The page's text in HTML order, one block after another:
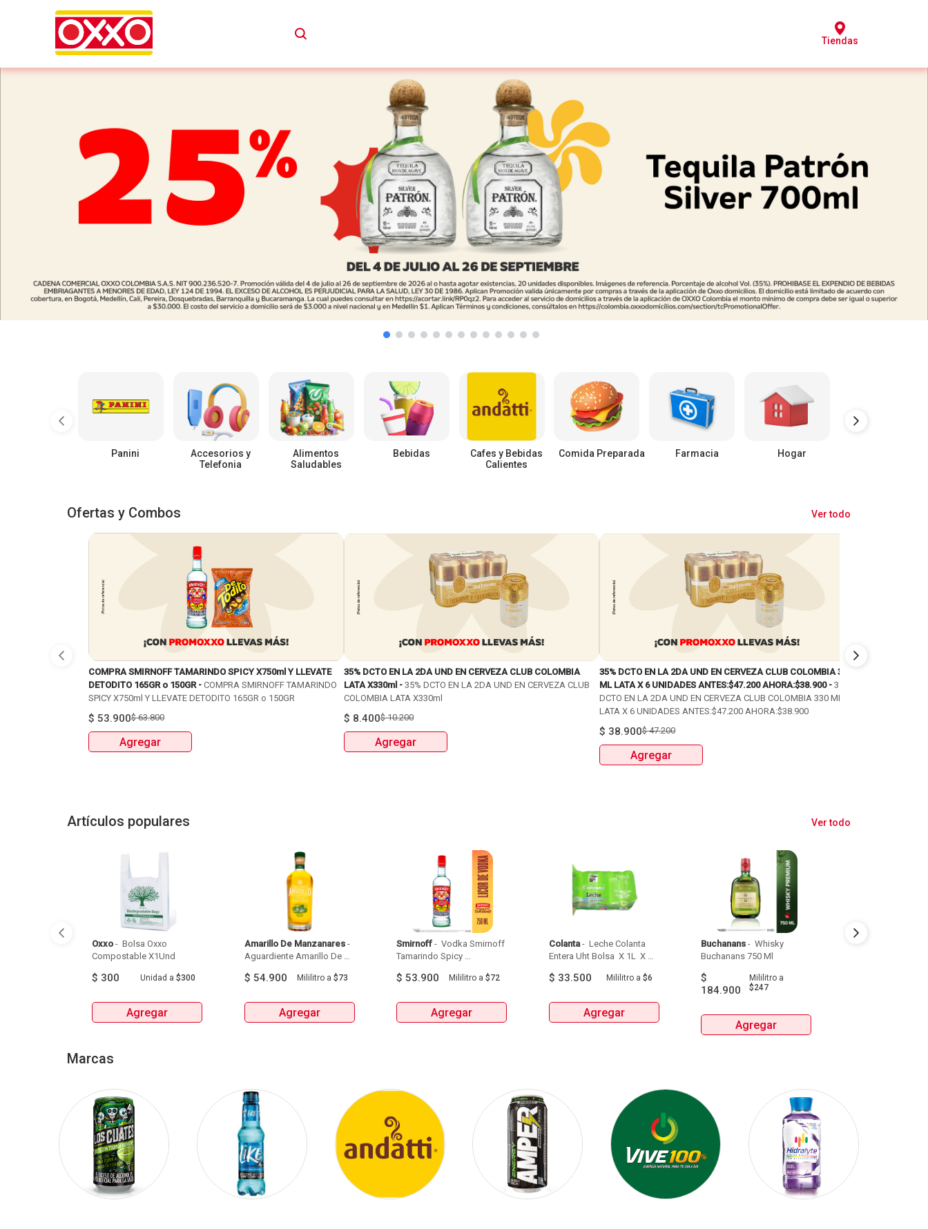
Tiendas
Panini
Accesorios y
Telefonia
Alimentos
Saludables
Bebidas
Cafes y Bebidas
Calientes
Comida Preparada Farmacia Hogar
Ofertas y Combos Ver todo
COMPRA SMIRNOFF TAMARINDO SPICY X750ml Y LLEVATE
DETODITO 165GR o 150GR - COMPRA SMIRNOFF TAMARINDO
SPICY X750ml Y LLEVATE DETODITO 165GR o 150GR
$ 53.900$63.800
Agregar
35% DCTO EN LA 2DA UND EN CERVEZA CLUB COLOMBIA
LATA X330ml - 35% DCTO EN LA 2DA UND EN CERVEZA CLUB
COLOMBIA LATA X330ml
$ 8.400$10.200
Agregar
35% DCTO EN LA 2DA UND EN CERVEZA CLUB COLOMBIA 330
ML LATA X 6 UNIDADES ANTES:$47.200 AHORA:$38.900 - 35%
DCTO EN LA 2DA UND EN CERVEZA CLUB COLOMBIA 330 ML
LATA X 6 UNIDADES ANTES:$47.200 AHORA:$38.900
$ 38.900$47.200
Agregar
Artículos populares Ver todo
Oxxo - Bolsa Oxxo
$ 300 Unidad a $300
Agregar
Amarillo De Manzanares -
Aguardiente Amarillo De
$ 54.900 Mililitroa $73
Agregar
Smirnoff - Vodka Smirnoff
Tamarindo Spicy
$ 53.900 Mililitro a$72
Agregar
Colanta - Leche Colanta
Entera Uht Bolsa  X 1L  X
$ 33.500 Mililitroa $6
Agregar
Buchanans - Whisky
$
184.900
Mililitro a
$247
Agregar
Marcas